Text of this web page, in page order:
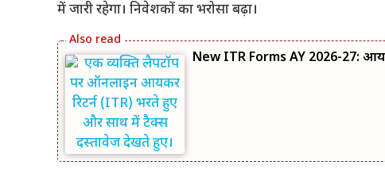
में जारी रहेगा। निवेशकों का भरोसा बढ़ा।
New ITR Forms AY 2026-27: